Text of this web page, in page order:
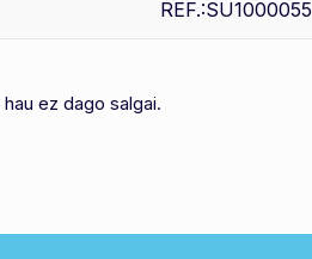
REF.:SU1000055
ez dago salgai.